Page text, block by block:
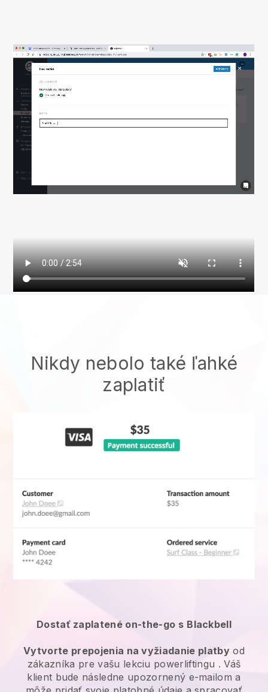
Nikdy nebolo také ľahké
zaplatiť
Dostať zaplatené on-the-go s Blackbell
Vytvorte prepojenia na vyžiadanie platbyod
zákazníka pre vašu lekciu powerliftingu . Váš
klient bude následne upozornený e-mailom a